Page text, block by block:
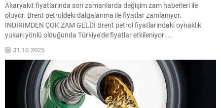
Akaryakıt fiyatlarında son zamanlarda değişim zam haberleri ile
oluyor. Brent petroldeki dalgalanma ile fiyatlar zamlanıyor.
İNDİRİMDEN ÇOK ZAM GELDİ Brent petrol fiyatlarındaki oynaklık
yukarı yönlü olduğunda Türkiye'de fiyatlar etkileniyor ...
31.10.2025